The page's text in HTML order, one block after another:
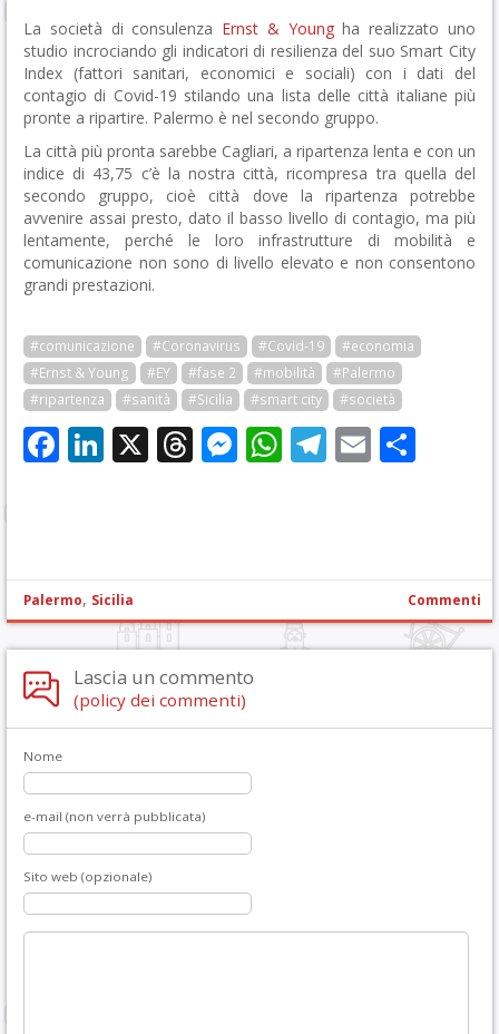
La società di consulenza Ernst & Youngha realizzato uno
studio incrociando gli indicatori di resilienza del suo Smart City
Index (fattori sanitari, economici e sociali) con i dati del
contagio di Covid-19 stilando una lista delle città italiane più
pronte a ripartire. Palermo è nel secondo gruppo.
La città più pronta sarebbe Cagliari, a ripartenza lenta e con un
indice di 43,75 c’è la nostra città, ricompresa tra quella del
secondo gruppo, cioè città dove la ripartenza potrebbe
avvenire assai presto, dato il basso livello di contagio, ma più
lentamente, perché le loro infrastrutture di mobilità e
comunicazione non sono di livello elevato e non consentono
grandi prestazioni.
#comunicazione #Coronavirus #Covid-19
#economia
#Ernst & Young
#EY #fase 2 #mobilità
#Palermo
#ripartenza
#sanità #Sicilia #smart city #società
Facebook
LinkedIn
X Threads
Messenger
WhatsApp
Telegram
Email
Palermo, Sicilia Commenti
Lascia un commento
(policy dei commenti)
Nome
e-mail (non verrà pubblicata)
Sito web (opzionale)